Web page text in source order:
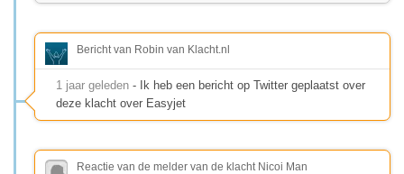
Bericht van Robin van Klacht.nl
1 jaar geleden - Ik heb een bericht op Twitter geplaatst over
deze klacht over Easyjet
Reactie van de melder van de klacht Nicoi Man